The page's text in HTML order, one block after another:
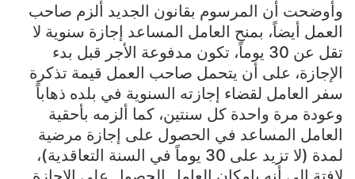
وأوضحت أن المرسوم بقانون الجديد ألزم صاحب
العمل أيضاً، بمنح العامل المساعد إجازة سنوية لا
تقل عن 30 يوماً، تكون مدفوعة الأجر قبل بدء
الإجازة، على أن يتحمل صاحب العمل قيمة تذكرة
سفر العامل لقضاء إجازته السنوية في بلده ذهاباً
وعودة مرة واحدة كل سنتين، كما ألزمه بأحقية
العامل المساعد في الحصول على إجازة مرضية
لمدة (لا تزيد على 30 يوماً في السنة التعاقدية)،